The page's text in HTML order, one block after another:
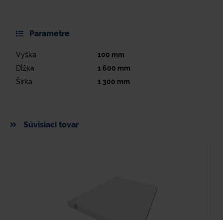
Parametre
Výška 100 mm
Dĺžka
1 600 mm
Šírka
1 300 mm
Súvisiaci tovar